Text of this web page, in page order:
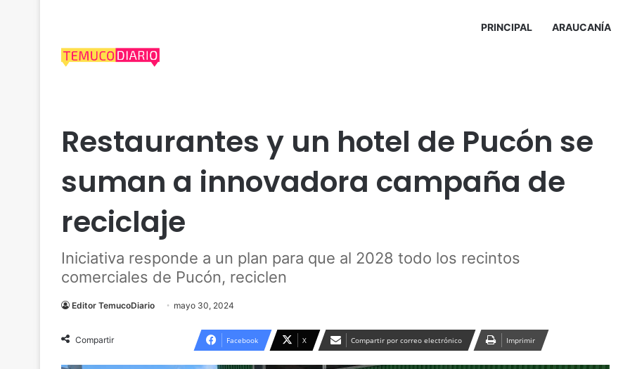
PRINCIPAL ARAUCANÍA
Restaurantes y un hotel de Pucón se
suman a innovadora campaña de
reciclaje
Iniciativa responde a un plan para que al 2028 todo los recintos
comerciales de Pucón, reciclen
Editor TemucoDiario mayo 30, 2024
Compartir Facebook X Compartir por correo electrónico Imprimir